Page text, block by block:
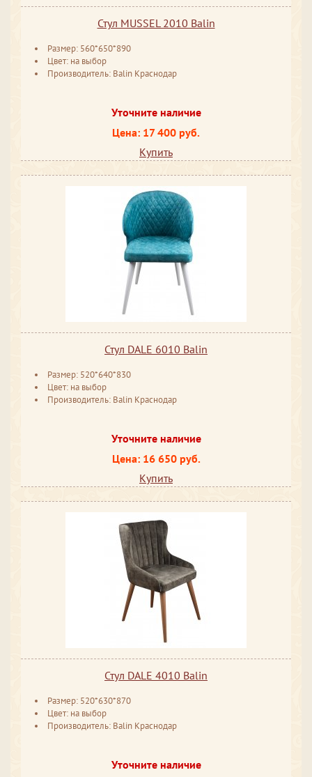
Стул MUSSEL 2010 Balin
Размер: 560*650*890
Цвет: на выбор
Производитель: Balin Краснодар
Уточните наличие
Цена: 17 400 руб.
Купить
Стул DALE 6010 Balin
Размер: 520*640*830
Цвет: на выбор
Производитель: Balin Краснодар
Уточните наличие
Цена: 16 650 руб.
Купить
Стул DALE 4010 Balin
Размер: 520*630*870
Цвет: на выбор
Производитель: Balin Краснодар
Уточните наличие